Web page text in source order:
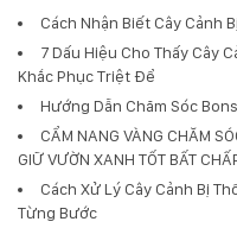
Cách Nhận Biết Cây Cảnh
7 Dấu Hiệu Cho Thấy Cây
Khắc Phục Triệt Để
Hướng Dẫn Chăm Sóc
CẨM NANG VÀNG CHĂM
GIỮ VƯỜN XANH TỐT BẤT
Cách Xử Lý Cây Cảnh Bị
Từng Bước